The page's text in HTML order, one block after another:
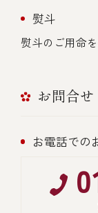
熨斗
熨斗のご用命
お問合せ
お電話での